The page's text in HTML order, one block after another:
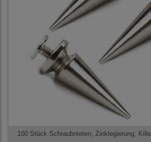
100 Stück Schraubnieten, Zinklegierung,